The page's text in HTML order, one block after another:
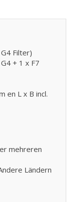
Filter)
+ 1 x F7
en L x B incl.
mehreren
Ländern